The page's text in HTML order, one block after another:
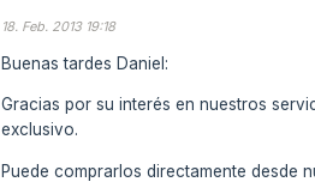
18. Feb. 2013 19:18
Buenas tardes Daniel:
Gracias por su interés en nuestros
exclusivo.
Puede comprarlos directamente desde